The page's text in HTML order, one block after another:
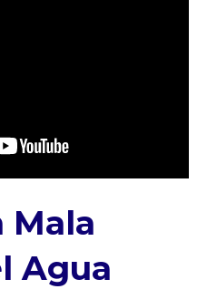
Mala
Agua